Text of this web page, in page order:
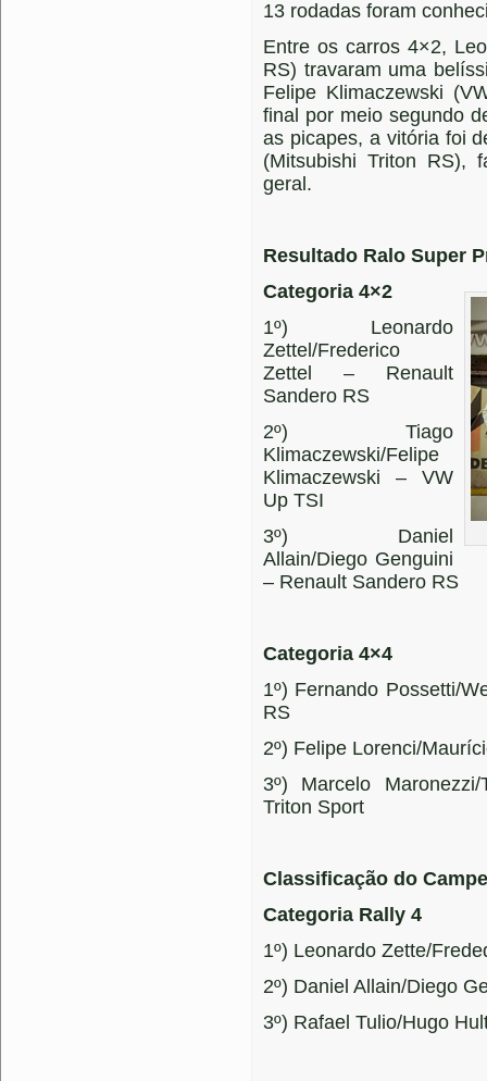
13 rodadas foram
Entre os carros 4×2,
RS) travaram uma
Felipe Klimaczewski
final por meio segundo
as picapes, a vitória foi
(Mitsubishi Triton RS),
geral.
Resultado Ralo Super
Categoria 4×2
1º) Leonardo
Zettel/Frederico
Zettel – Renault
Sandero RS
2º) Tiago
Klimaczewski/Felipe
Klimaczewski – VW
Up TSI
3º) Daniel
Allain/Diego Genguini
– Renault Sandero RS
Categoria 4×4
1º) Fernando Possetti/
RS
2º) Felipe Lorenci/
3º) Marcelo
Triton Sport
Classificação do
Categoria Rally 4
1º) Leonardo Zette/
2º) Daniel Allain/Diego
3º) Rafael Tulio/Hugo